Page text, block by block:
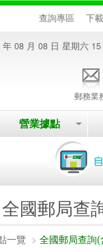
查詢專區 下
年 08 月 08 日 星期六
郵務業
營業據點
全國郵局查
一覽 > 全國郵局查詢(